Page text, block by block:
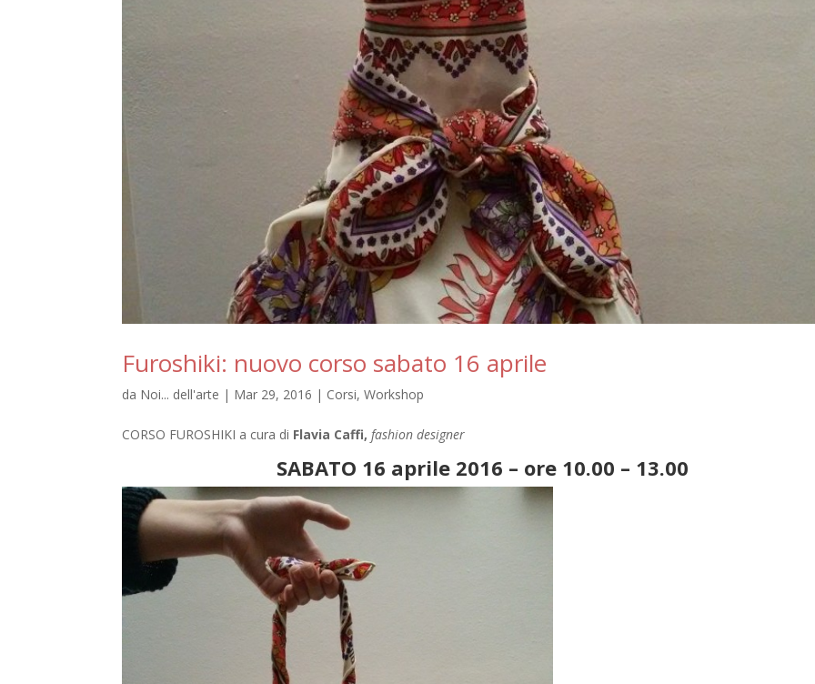
Furoshiki: nuovo corso sabato 16 aprile
da Noi... dell'arte | Mar 29, 2016 | Corsi,Workshop
CORSO FUROSHIKI a cura di Flavia Caffi, fashion designer
SABATO 16 aprile 2016 – ore 10.00 – 13.00